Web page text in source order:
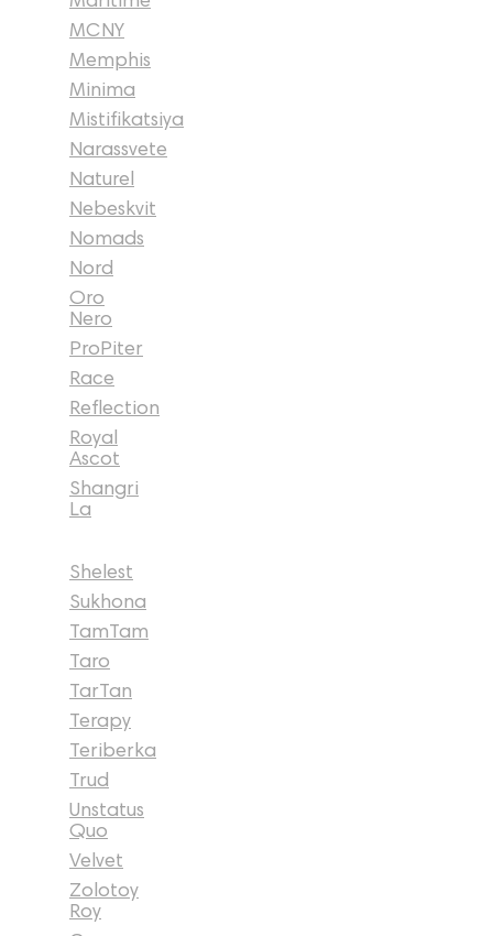
MCNY
Memphis
Minima
Mistifikatsiya
Narassvete
Naturel
Nebeskvit
Nomads
Nord
Oro
Nero
ProPiter
Race
Reflection
Royal
Ascot
Shangri
La
Shelest
Sukhona
TamTam
Taro
TarTan
Terapy
Teriberka
Trud
Unstatus
Quo
Velvet
Zolotoy
Roy